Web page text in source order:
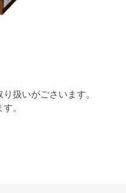
扱いがごさいます。
。